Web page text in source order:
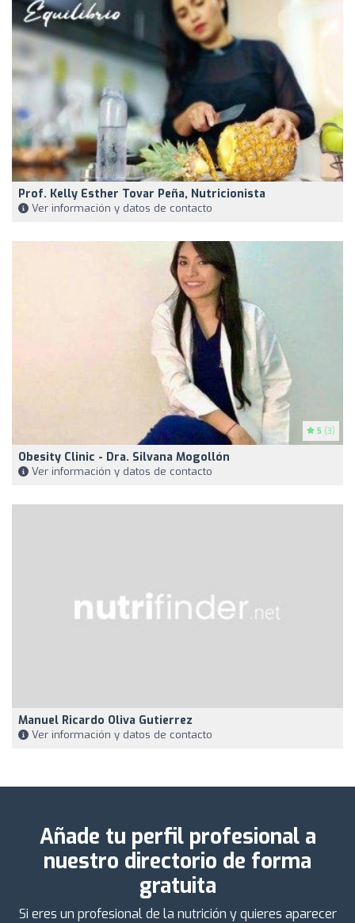
Prof. Kelly Esther Tovar Peña, Nutricionista
Ver información y datos de contacto
5 (3)
Obesity Clinic - Dra. Silvana Mogollón
Ver información y datos de contacto
Manuel Ricardo Oliva Gutierrez
Ver información y datos de contacto
Añade tu perfil profesional a
nuestro directorio de forma
gratuita
Si eres un profesional de la nutrición y quieres aparecer